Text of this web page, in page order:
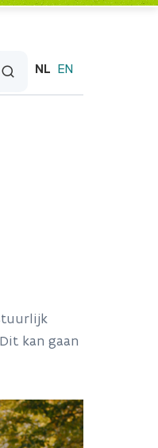
NL EN
kan gaan